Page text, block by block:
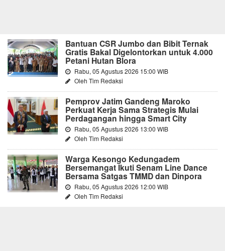
Bantuan CSR Jumbo dan Bibit Ternak
Gratis Bakal Digelontorkan untuk 4.000
Petani Hutan Blora
Rabu, 05 Agustus 2026 15:00 WIB
Oleh Tim Redaksi
Pemprov Jatim Gandeng Maroko
Perkuat Kerja Sama Strategis Mulai
Perdagangan hingga Smart City
Rabu, 05 Agustus 2026 13:00 WIB
Oleh Tim Redaksi
Warga Kesongo Kedungadem
Bersemangat Ikuti Senam Line Dance
Bersama Satgas TMMD dan Dinpora
Rabu, 05 Agustus 2026 12:00 WIB
Oleh Tim Redaksi